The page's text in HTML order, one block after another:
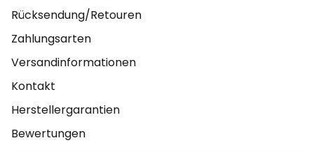
Rücksendung/Retouren
Zahlungsarten
Versandinformationen
Kontakt
Herstellergarantien
Bewertungen